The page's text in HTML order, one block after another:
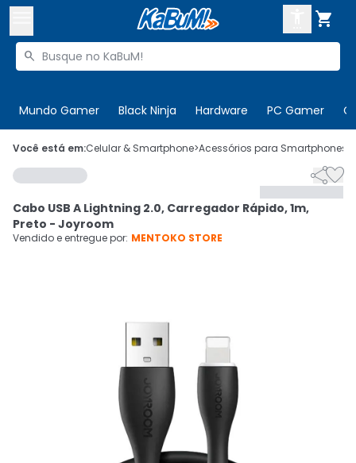

Buscar produtos

Mundo Gamer Black Ninja Hardware PC Gamer
 Olá. Acesse sua conta
 Departamentos
Cupons
CADASTRE-SE
Você está em:Celular & Smartphone>Acessórios para Smartphones

Cabo USB A Lightning 2.0, Carregador Rápido, 1m,
Preto - Joyroom
Vendido e entregue por: MENTOKO STORE